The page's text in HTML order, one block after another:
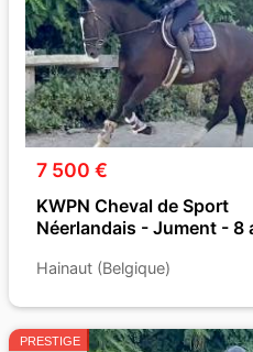
7 500 €
KWPN Cheval de Sport
Néerlandais - Jument - 8
Hainaut (Belgique)
PRESTIGE